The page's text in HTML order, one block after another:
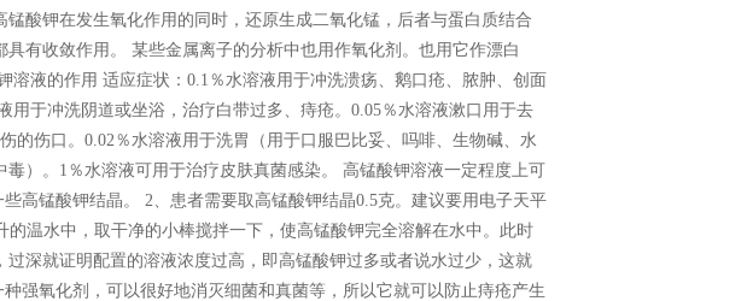
酸钾在发生氧化作用的同时，还原生成二氧化锰，后者与蛋白质结合
有收敛作用。 某些金属离子的分析中也用作氧化剂。也用它作漂白
溶液的作用 适应症状：0.1％水溶液用于冲洗溃疡、鹅口疮、脓肿、创面
用于冲洗阴道或坐浴，治疗白带过多、痔疮。0.05％水溶液漱口用于去
的伤口。0.02％水溶液用于洗胃（用于口服巴比妥、吗啡、生物碱、水
）。1％水溶液可用于治疗皮肤真菌感染。 高锰酸钾溶液一定程度上可
高锰酸钾结晶。 2、患者需要取高锰酸钾结晶0.5克。建议要用电子天平
的温水中，取干净的小棒搅拌一下，使高锰酸钾完全溶解在水中。此时
深就证明配置的溶液浓度过高，即高锰酸钾过多或者说水过少，这就
强氧化剂，可以很好地消灭细菌和真菌等，所以它就可以防止痔疮产生